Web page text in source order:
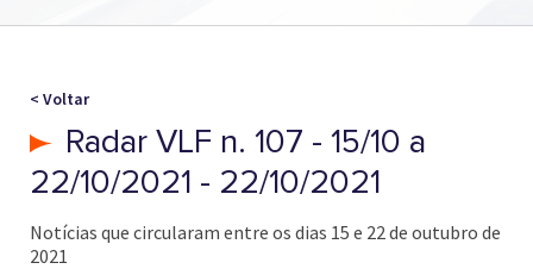
< Voltar
Radar VLF n. 107 - 15/10 a
22/10/2021 - 22/10/2021
Notícias que circularam entre os dias 15 e 22 de outubro de
2021